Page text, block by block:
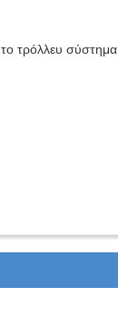
τρόλλευ σύστημα